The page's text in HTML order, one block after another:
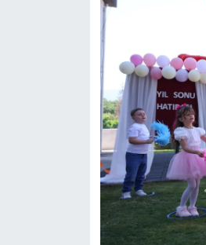
AFYONKARAHİSAR
KÜTAHYA